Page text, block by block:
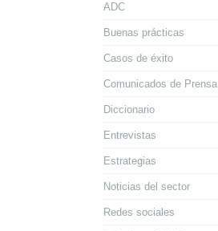
ADC
Buenas prácticas
Casos de éxito
Comunicados de Prensa
Diccionario
Entrevistas
Estrategias
Noticias del sector
Redes sociales